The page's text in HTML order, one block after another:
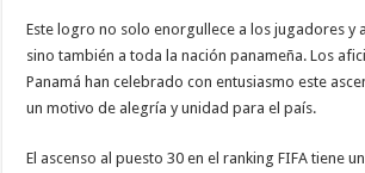
Este logro no solo enorgullece a los jugadores y
sino también a toda la nación panameña. Los
Panamá han celebrado con entusiasmo este
un motivo de alegría y unidad para el país.
El ascenso al puesto 30 en el ranking FIFA tiene